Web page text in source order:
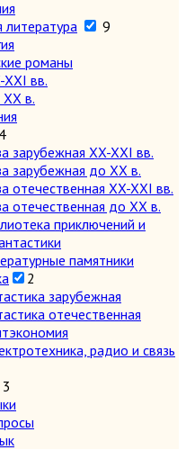
9
романы
XXI вв.
в.
4
зарубежная XX-XXI вв.
зарубежная до XX в.
отечественная XX-XXI вв.
отечественная до XX в.
приключений и
памятники
2
зарубежная
отечественная
радио и связь
3